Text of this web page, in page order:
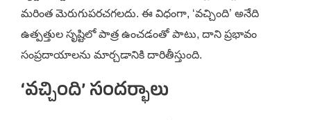
మరింత మెరుగుపరచగలదు. ఈ విధంగా, ‘వచ్చింది’ అనేది
ఉత్పత్తుల సృష్టిలో పాత్ర ఉంచడంతో పాటు, దాని ప్రభావం
సంప్రదాయాలను మార్చడానికి దారితీస్తుంది.
‘వచ్చింది’ సందర్భాలు